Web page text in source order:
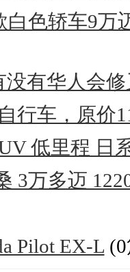
白色轿车9万
有华人会
行车，原价
低里程 日
3万多迈
Pilot EX-L